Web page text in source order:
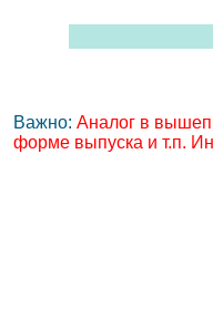
Важно: Аналог в
форме выпуска и т.п.